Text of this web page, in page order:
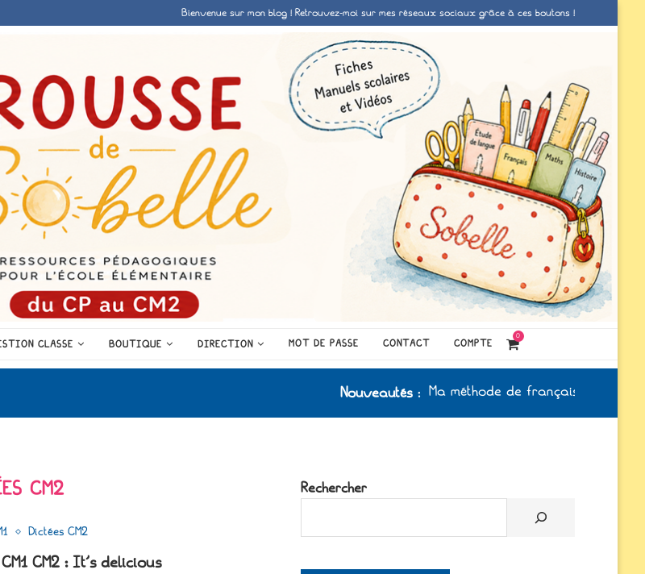
Bienvenue sur mon blog ! Retrouvez-moi sur mes réseaux sociaux grâce à ces boutons !
CLASSE BOUTIQUE DIRECTION MOT DE PASSE CONTACT COMPTE
0
Nouveautés: Ma méthode de français à jour /
CM2
Dictées CM2
CM2 : It’s delicious
Rechercher